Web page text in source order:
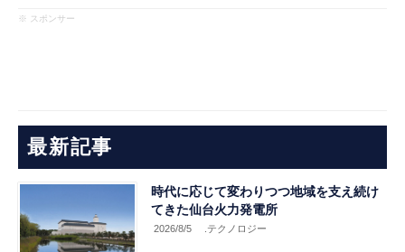
※ スポンサー
最新記事
時代に応じて変わりつつ地域を支え続け
てきた仙台火力発電所
2026/8/5 .テクノロジー